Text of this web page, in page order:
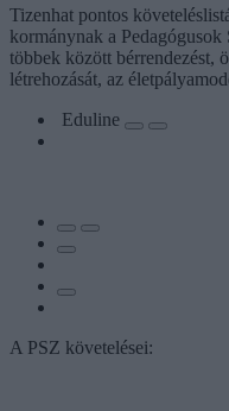
Tizenhat pontos
kormánynak a Pedagógusok
többek között bérrendezést,
létrehozását, az
Eduline
A PSZ követelései: